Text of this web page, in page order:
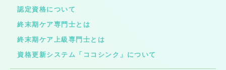
認定資格について
終末期ケア専門士とは
終末期ケア上級専門士とは
資格更新システム「ココシンク」について